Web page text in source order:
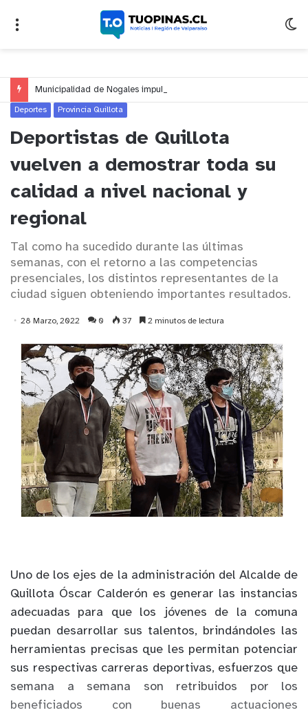
Deportes Provincia Quillota
Deportistas de Quillota
vuelven a demostrar toda su
calidad a nivel nacional y
regional
Tal como ha sucedido durante las últimas
semanas, con el retorno a las competencias
presenciales, los distintos representantes de la
ciudad siguen obteniendo importantes resultados.
28 Marzo, 2022 0 37 2 minutos de lectura
Uno de los ejes de la administración del Alcalde de
Quillota Óscar Calderón es generar las instancias
adecuadas para que los jóvenes de la comuna
puedan desarrollar sus talentos, brindándoles las
herramientas precisas que les permitan potenciar
sus respectivas carreras deportivas, esfuerzos que
semana a semana son retribuidos por los
beneficiados con buenas actuaciones